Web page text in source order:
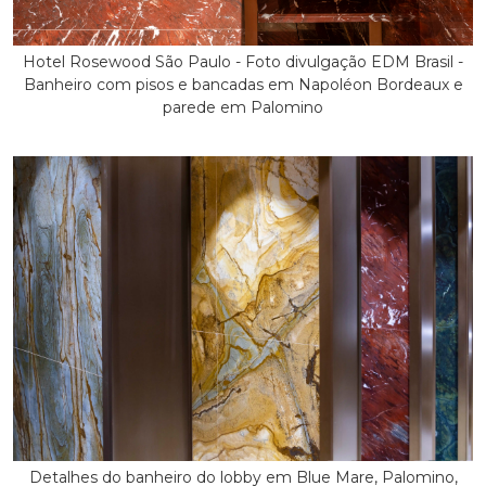
Hotel Rosewood São Paulo - Foto divulgação EDM Brasil -
Banheiro com pisos e bancadas em Napoléon Bordeaux e
parede em Palomino
Detalhes do banheiro do lobby em Blue Mare, Palomino,